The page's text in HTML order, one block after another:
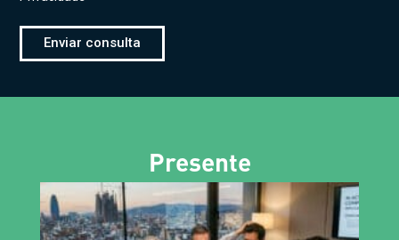
Enviar consulta
Presente